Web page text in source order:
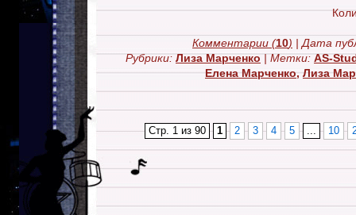
Комментарии (10) | Дата
Рубрики: Лиза Марченко | Метки: AS-
Елена Марченко,Лиза
Стр. 1 из 90 1 2 3 4 5 ... 10